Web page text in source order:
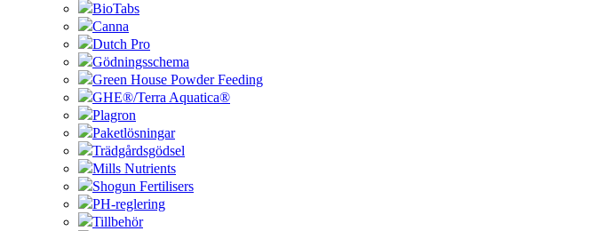
BioTabs
Canna
Dutch Pro
Gödningsschema
Green House Powder Feeding
GHE®/Terra Aquatica®
Plagron
Paketlösningar
Trädgårdsgödsel
Mills Nutrients
Shogun Fertilisers
PH-reglering
Tillbehör